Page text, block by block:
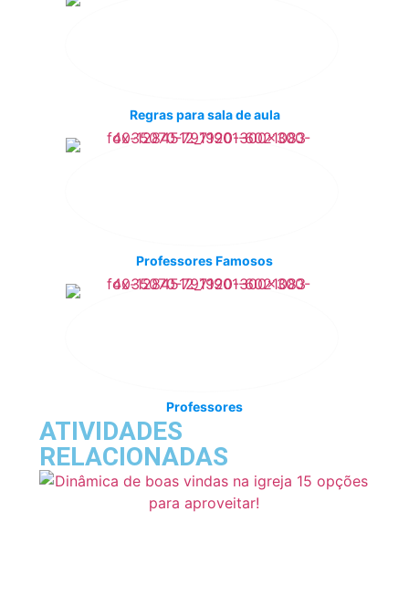
Regras para sala de aula
Professores Famosos
Professores
ATIVIDADES
RELACIONADAS